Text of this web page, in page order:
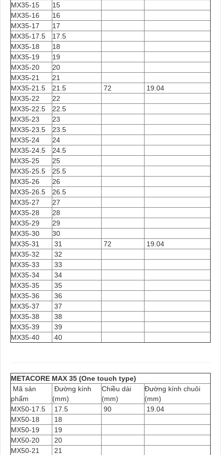
MX35-15
15
MX35-16
16
MX35-17
17
MX35-17.5
17.5
MX35-18
18
MX35-19
19
MX35-20
20
MX35-21
21
MX35-21.5
21.5 72
19.04
MX35-22
22
MX35-22.5
22.5
MX35-23
23
MX35-23.5
23.5
MX35-24
24
MX35-24.5
24.5
MX35-25
25
MX35-25.5
25.5
MX35-26
26
MX35-26.5
26.5
MX35-27
27
MX35-28
28
MX35-29
29
MX35-30
30
MX35-31
31 72
19.04
MX35-32
32
MX35-33
33
MX35-34
34
MX35-35
35
MX35-36
36
MX35-37
37
MX35-38
38
MX35-39
39
MX35-40
40
METACORE MAX 35 (One touch type)
Mã sản
phẩm
Đường kính
(mm)
Chiều dài
(mm)
Đường kính chuôi
(mm)
MX50-17.5
17.5 90
19.04
MX50-18
18
MX50-19
19
MX50-20
20
MX50-21
21